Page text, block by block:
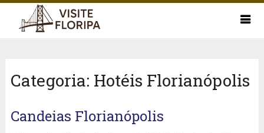
Categoria: Hotéis Florianópolis
Candeias Florianópolis